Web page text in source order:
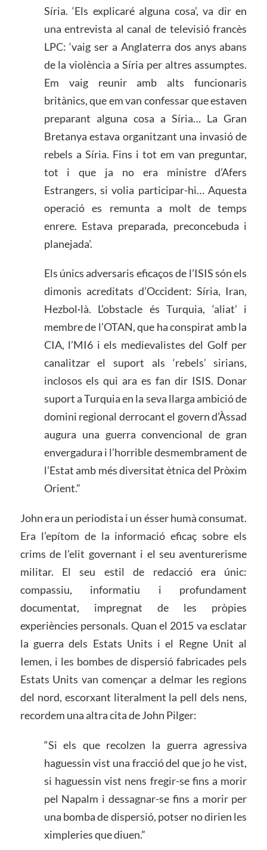
Síria. ‘Els explicaré alguna cosa’, va dir en
una entrevista al canal de televisió francès
LPC: ‘vaig ser a Anglaterra dos anys abans
de la violència a Síria per altres assumptes.
Em vaig reunir amb alts funcionaris
britànics, que em van confessar que estaven
preparant alguna cosa a Síria… La Gran
Bretanya estava organitzant una invasió de
rebels a Síria. Fins i tot em van preguntar,
tot i que ja no era ministre d’Afers
Estrangers, si volia participar-hi… Aquesta
operació es remunta a molt de temps
enrere. Estava preparada, preconcebuda i
planejada’.
Els únics adversaris eficaços de l’ISIS són els
dimonis acreditats d’Occident: Síria, Iran,
Hezbol·là. L’obstacle és Turquia, ‘aliat’ i
membre de l’OTAN, que ha conspirat amb la
CIA, l’MI6 i els medievalistes del Golf per
canalitzar el suport als ‘rebels’ sirians,
inclosos els qui ara es fan dir ISIS. Donar
suport a Turquia en la seva llarga ambició de
domini regional derrocant el govern d’Àssad
augura una guerra convencional de gran
envergadura i l’horrible desmembrament de
l’Estat amb més diversitat ètnica del Pròxim
Orient.”
John era un periodista i un ésser humà consumat.
Era l’epítom de la informació eficaç sobre els
crims de l’elit governant i el seu aventurerisme
militar. El seu estil de redacció era únic:
compassiu, informatiu i profundament
documentat, impregnat de les pròpies
experiències personals. Quan el 2015 va esclatar
la guerra dels Estats Units i el Regne Unit al
Iemen, i les bombes de dispersió fabricades pels
Estats Units van començar a delmar les regions
del nord, escorxant literalment la pell dels nens,
recordem una altra cita de John Pilger:
“Si els que recolzen la guerra agressiva
haguessin vist una fracció del que jo he vist,
si haguessin vist nens fregir-se fins a morir
pel Napalm i dessagnar-se fins a morir per
una bomba de dispersió, potser no dirien les
ximpleries que diuen.”